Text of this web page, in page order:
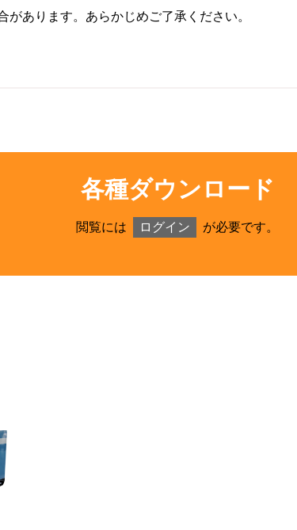
があります。あらかじめご了承ください。
各種ダウンロード
閲覧には ログイン が必要です。